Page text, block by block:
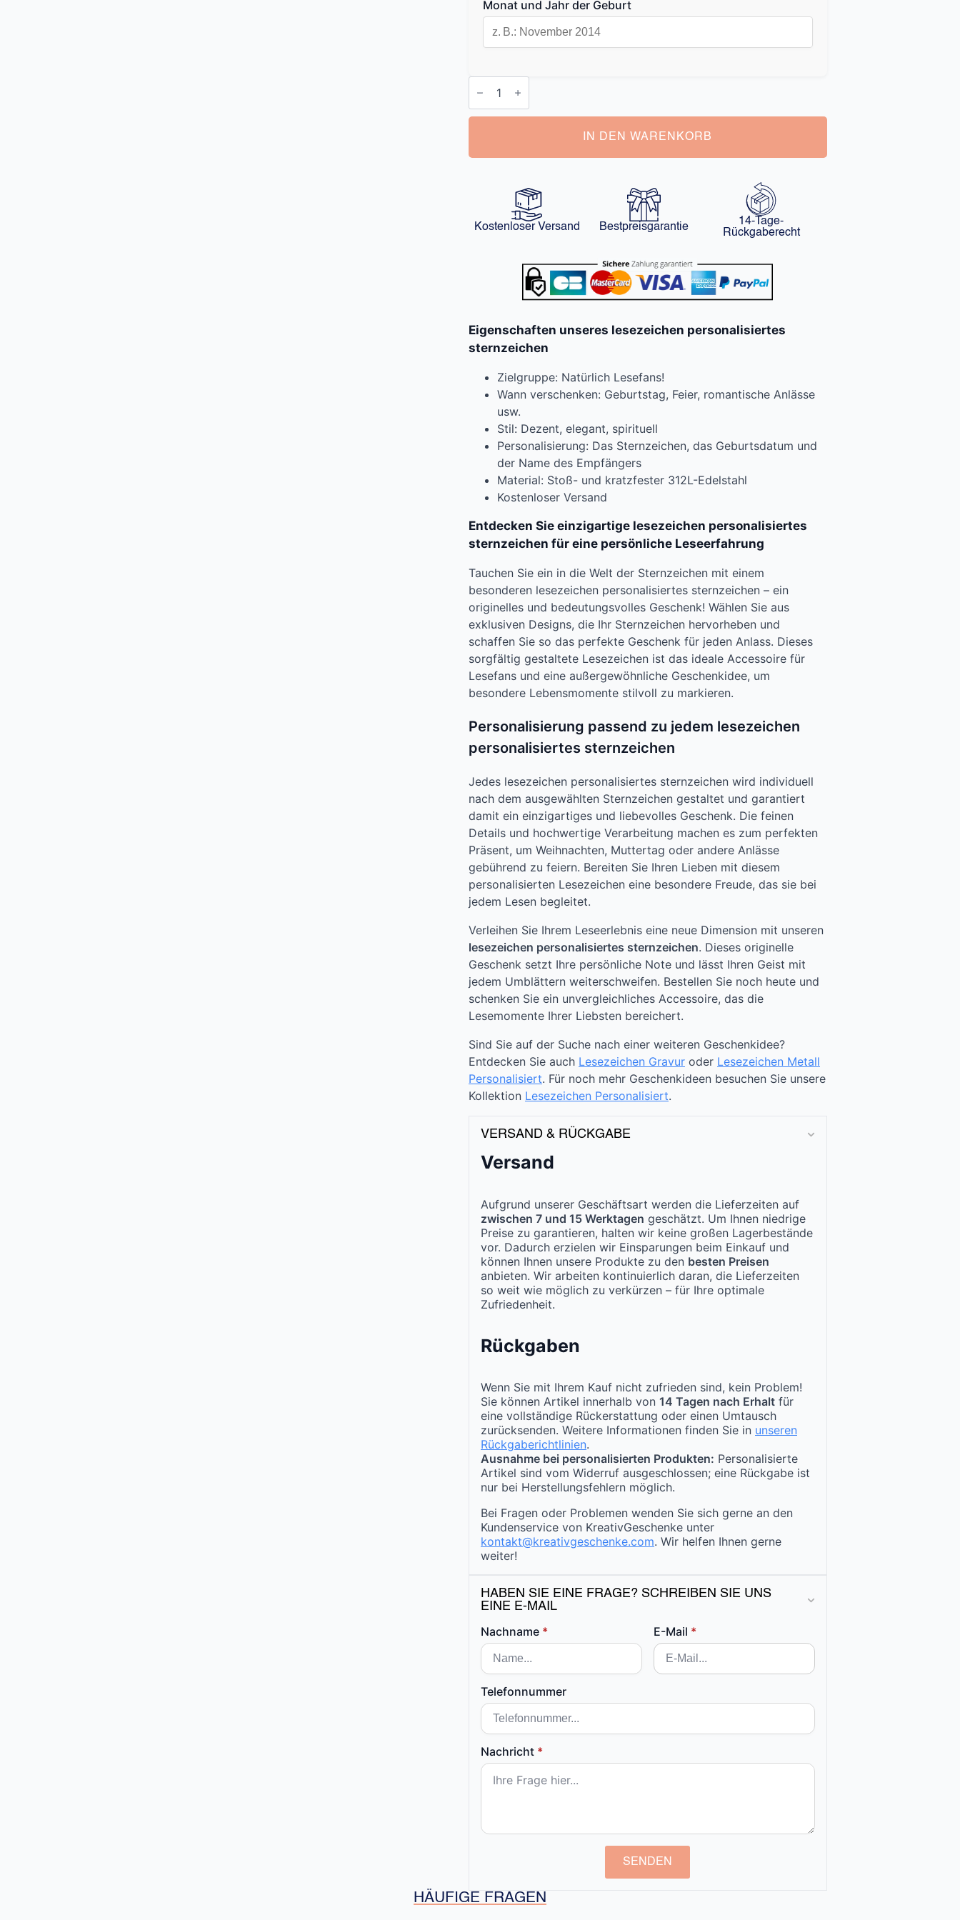
Monat und Jahr der Geburt
Lesezeichen
Personalisiertes
Menge
IN DEN WARENKORB
Kostenloser Versand Bestpreisgarantie
14-Tage-
Rückgaberecht
Eigenschaften unseres lesezeichen personalisiertes
sternzeichen
Zielgruppe: Natürlich Lesefans!
Wann verschenken: Geburtstag, Feier, romantische Anlässe
usw.
Stil: Dezent, elegant, spirituell
Personalisierung: Das Sternzeichen, das Geburtsdatum und
der Name des Empfängers
Material: Stoß- und kratzfester 312L-Edelstahl
Kostenloser Versand
Entdecken Sie einzigartige lesezeichen personalisiertes
sternzeichen für eine persönliche Leseerfahrung
Tauchen Sie ein in die Welt der Sternzeichen mit einem
besonderen lesezeichen personalisiertes sternzeichen – ein
originelles und bedeutungsvolles Geschenk! Wählen Sie aus
exklusiven Designs, die Ihr Sternzeichen hervorheben und
schaffen Sie so das perfekte Geschenk für jeden Anlass. Dieses
sorgfältig gestaltete Lesezeichen ist das ideale Accessoire für
Lesefans und eine außergewöhnliche Geschenkidee, um
besondere Lebensmomente stilvoll zu markieren.
Personalisierung passend zu jedem lesezeichen
personalisiertes sternzeichen
Jedes lesezeichen personalisiertes sternzeichen wird individuell
nach dem ausgewählten Sternzeichen gestaltet und garantiert
damit ein einzigartiges und liebevolles Geschenk. Die feinen
Details und hochwertige Verarbeitung machen es zum perfekten
Präsent, um Weihnachten, Muttertag oder andere Anlässe
gebührend zu feiern. Bereiten Sie Ihren Lieben mit diesem
personalisierten Lesezeichen eine besondere Freude, das sie bei
jedem Lesen begleitet.
Verleihen Sie Ihrem Leseerlebnis eine neue Dimension mit unseren
lesezeichen personalisiertes sternzeichen. Dieses originelle
Geschenk setzt Ihre persönliche Note und lässt Ihren Geist mit
jedem Umblättern weiterschweifen. Bestellen Sie noch heute und
schenken Sie ein unvergleichliches Accessoire, das die
Lesemomente Ihrer Liebsten bereichert.
Sind Sie auf der Suche nach einer weiteren Geschenkidee?
Entdecken Sie auch Lesezeichen Gravur oder Lesezeichen Metall
Personalisiert. Für noch mehr Geschenkideen besuchen Sie unsere
Kollektion Lesezeichen Personalisiert.
VERSAND & RÜCKGABE
Versand
Aufgrund unserer Geschäftsart werden die Lieferzeiten auf
zwischen 7 und 15 Werktagen geschätzt. Um Ihnen niedrige
Preise zu garantieren, halten wir keine großen Lagerbestände
vor. Dadurch erzielen wir Einsparungen beim Einkauf und
können Ihnen unsere Produkte zu den besten Preisen
anbieten. Wir arbeiten kontinuierlich daran, die Lieferzeiten
so weit wie möglich zu verkürzen – für Ihre optimale
Zufriedenheit.
Rückgaben
Wenn Sie mit Ihrem Kauf nicht zufrieden sind, kein Problem!
Sie können Artikel innerhalb von 14 Tagen nach Erhalt für
eine vollständige Rückerstattung oder einen Umtausch
zurücksenden. Weitere Informationen finden Sie in unseren
Rückgaberichtlinien.
Ausnahme bei personalisierten Produkten: Personalisierte
Artikel sind vom Widerruf ausgeschlossen; eine Rückgabe ist
nur bei Herstellungsfehlern möglich.
Bei Fragen oder Problemen wenden Sie sich gerne an den
Kundenservice von KreativGeschenke unter
kontakt@kreativgeschenke.com. Wir helfen Ihnen gerne
weiter!
HABEN SIE EINE FRAGE? SCHREIBEN SIE UNS
EINE E-MAIL
Nachname * E-Mail *
Telefonnummer
Nachricht *
SENDEN
HÄUFIGE FRAGEN